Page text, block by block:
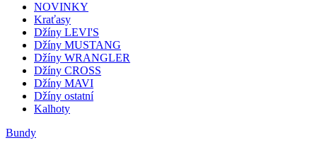
NOVINKY
Kraťasy
Džíny LEVI'S
Džíny MUSTANG
Džíny WRANGLER
Džíny CROSS
Džíny MAVI
Džíny ostatní
Kalhoty
Bundy